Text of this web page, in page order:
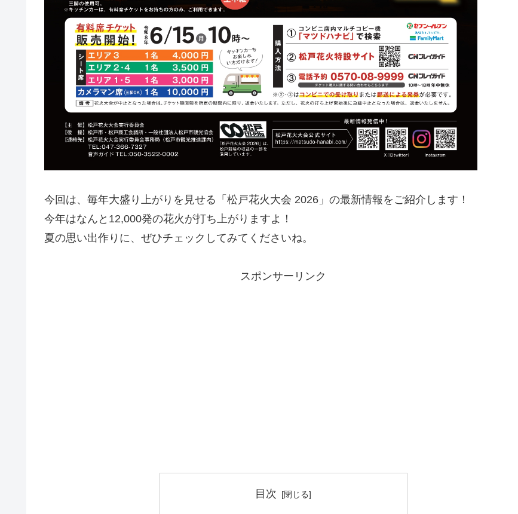
今回は、毎年大盛り上がりを見せる「松戸花火大会 2026」の最新情報をご紹介します！
今年はなんと12,000発の花火が打ち上がりますよ！
夏の思い出作りに、ぜひチェックしてみてくださいね。
スポンサーリンク
目次